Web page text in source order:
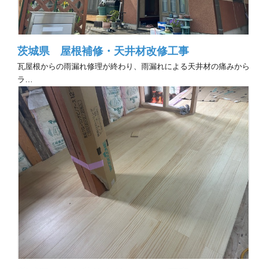
茨城県 屋根補修・天井材改修工事
瓦屋根からの雨漏れ修理が終わり、雨漏れによる天井材の痛みから
ラ…